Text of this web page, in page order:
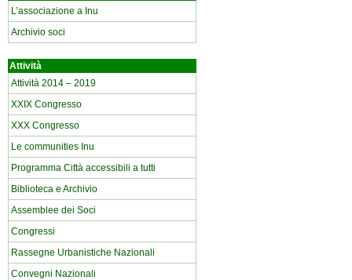
L’associazione a Inu
Archivio soci
Attività
Attività 2014 – 2019
XXIX Congresso
XXX Congresso
Le communities Inu
Programma Città accessibili a tutti
Biblioteca e Archivio
Assemblee dei Soci
Congressi
Rassegne Urbanistiche Nazionali
Convegni Nazionali